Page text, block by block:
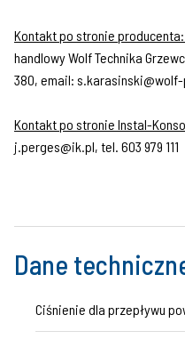
Kontakt po stronie producenta:
handlowy Wolf Technika
380, email:
Kontakt po stronie Instal-
j.perges@ik.pl, tel. 603 979 111
Dane
Ciśnienie dla przepływu